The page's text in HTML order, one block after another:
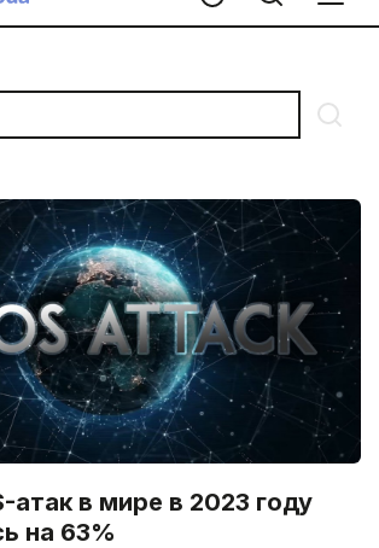
атак в мире в 2023 году
на 63%